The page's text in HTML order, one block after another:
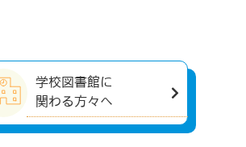
学校図書館に
関わる方々へ